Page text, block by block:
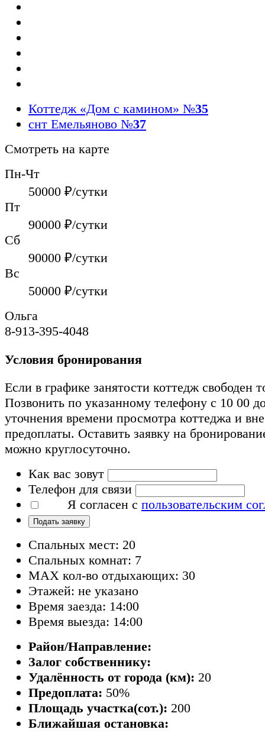
Коттедж «Дом с камином» №35
снт Емельяново №37
Смотреть на карте
Пн-Чт
50000 ₽/сутки
Пт
90000 ₽/сутки
Сб
90000 ₽/сутки
Вс
50000 ₽/сутки
Ольга
8-913-395-4048
Условия бронирования
Если в графике занятости коттедж свободен
Позвонить по указанному телефону с 10 00
уточнения времени просмотра коттеджа и
предоплаты. Оставить заявку на
можно круглосуточно.
Как вас зовут
Телефон для связи
Я согласен с пользовательским
Подать заявку
Спальных мест: 20
Спальных комнат: 7
MAX кол-во отдыхающих: 30
Этажей: не указано
Время заезда: 14:00
Время выезда: 14:00
Район/Направление:
Залог собственнику:
Удалённость от города (км): 20
Предоплата: 50%
Площадь участка(сот.): 200
Ближайшая остановка: